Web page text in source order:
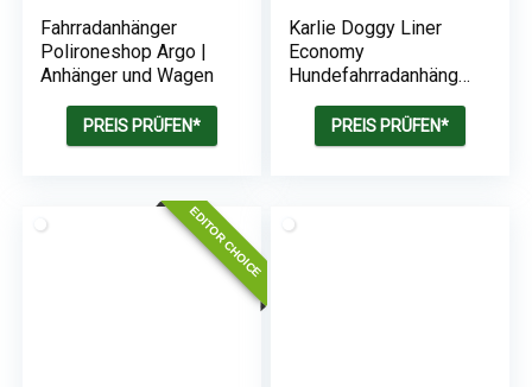
Fahrradanhänger
Polironeshop Argo |
Anhänger und Wagen
PREIS PRÜFEN*
Karlie Doggy Liner
Economy
Hundefahrradanhänge
PREIS PRÜFEN*
EDITOR CHOICE